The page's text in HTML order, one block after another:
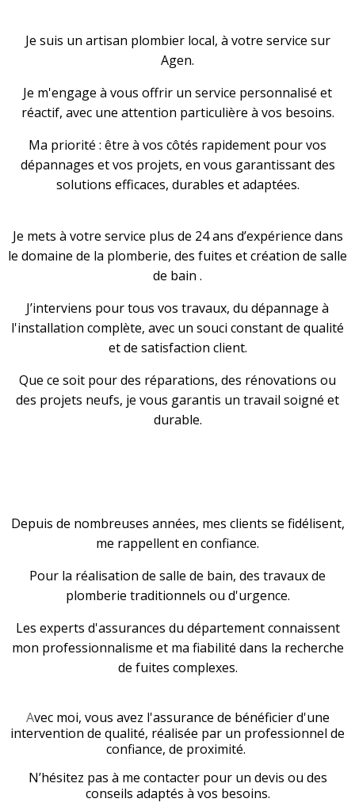
Je suis un artisan plombier local, à votre service sur
Agen.
Je m'engage à vous offrir un service personnalisé et
réactif, avec une attention particulière à vos besoins.
Ma priorité : être à vos côtés rapidement pour vos
dépannages et vos projets, en vous garantissant des
solutions efficaces, durables et adaptées.
Je mets à votre service plus de 24 ans d’expérience dans
le domaine de la plomberie, des fuites et création de salle
de bain .
J’interviens pour tous vos travaux, du dépannage à
l'installation complète, avec un souci constant de qualité
et de satisfaction client.
Que ce soit pour des réparations, des rénovations ou
des projets neufs, je vous garantis un travail soigné et
durable.
Depuis de nombreuses années, mes clients se fidélisent,
me rappellent en confiance.
Pour la réalisation de salle de bain, des travaux de
plomberie traditionnels ou d'urgence.
Les experts d'assurances du département connaissent
mon professionnalisme et ma fiabilité dans la recherche
de fuites complexes.
Avec moi, vous avez l'assurance de bénéficier d'une
intervention de qualité, réalisée par un professionnel de
confiance, de proximité.
N’hésitez pas à me contacter pour un devis ou des
conseils adaptés à vos besoins.